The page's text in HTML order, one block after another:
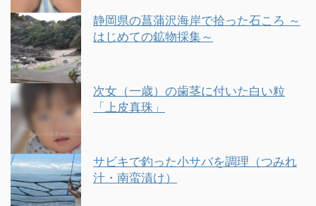
静岡県の菖蒲沢海岸で拾った石ころ ～
はじめての鉱物採集～
次女（一歳）の歯茎に付いた白い粒
「上皮真珠」
サビキで釣った小サバを調理（つみれ
汁・南蛮漬け）